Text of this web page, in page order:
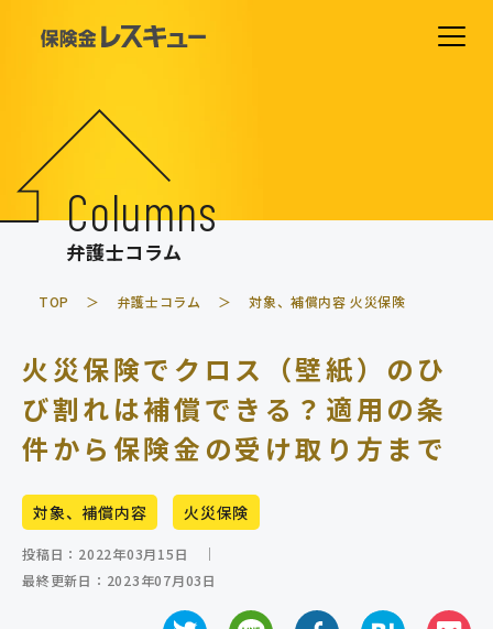
解決事例
弁護士紹介
事務所紹介
保険金申請サポート業者のみなさまへ
お問い合わせ
Columns
弁護士コラム
TOP 弁護士コラム 対象、補償内容 火災保険
火災保険でクロス（壁紙）のひ
び割れは補償できる？適用の条
件から保険金の受け取り方まで
対象、補償内容 火災保険
投稿日：2022年03月15日
｜
最終更新日：2023年07月03日